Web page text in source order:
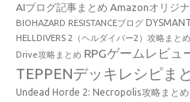
AIブログ記事まとめ Amazonオリジ
BIOHAZARD RESISTANCEブログ
HELLDIVERS 2（ヘルダイバー2）攻略まとめ
Drive攻略まとめ RPGゲームレビュ
TEPPENデッキレシピま
Undead Horde 2: Necropolis攻略まとめ